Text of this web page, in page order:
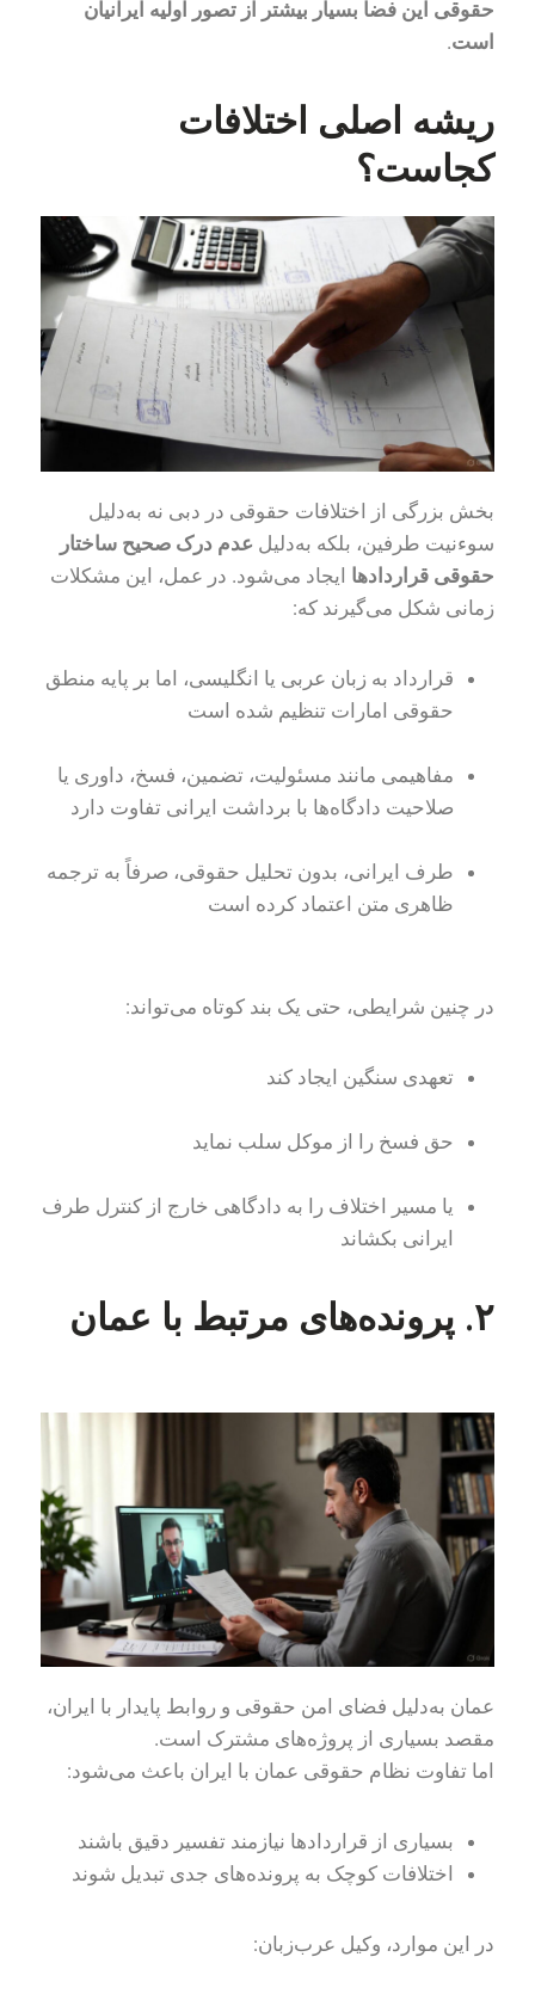
حقوقی این فضا بسیار بیشتر از تصور اولیه ایرانیان
است.
ریشه اصلی اختلافات
کجاست؟
بخش بزرگی از اختلافات حقوقی در دبی نه به‌دلیل
سوءنیت طرفین، بلکه به‌دلیل عدم درک صحیح ساختار
حقوقی قراردادها ایجاد می‌شود. در عمل، این مشکلات
زمانی شکل می‌گیرند که:
قرارداد به زبان عربی یا انگلیسی، اما بر پایه منطق
حقوقی امارات تنظیم شده است
مفاهیمی مانند مسئولیت، تضمین، فسخ، داوری یا
صلاحیت دادگاه‌ها با برداشت ایرانی تفاوت دارد
طرف ایرانی، بدون تحلیل حقوقی، صرفاً به ترجمه
ظاهری متن اعتماد کرده است
در چنین شرایطی، حتی یک بند کوتاه می‌تواند:
تعهدی سنگین ایجاد کند
حق فسخ را از موکل سلب نماید
یا مسیر اختلاف را به دادگاهی خارج از کنترل طرف
ایرانی بکشاند
۲. پرونده‌های مرتبط با عمان
عمان به‌دلیل فضای امن حقوقی و روابط پایدار با ایران،
مقصد بسیاری از پروژه‌های مشترک است.
اما تفاوت نظام حقوقی عمان با ایران باعث می‌شود:
بسیاری از قراردادها نیازمند تفسیر دقیق باشند
اختلافات کوچک به پرونده‌های جدی تبدیل شوند
در این موارد، وکیل عرب‌زبان: